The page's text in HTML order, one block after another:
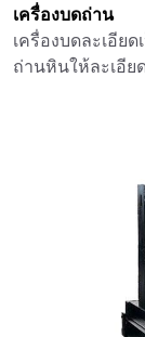
เครื่องบดถ่าน
เครื่องบดละเอีย
ถ่านหินให้ละเอี